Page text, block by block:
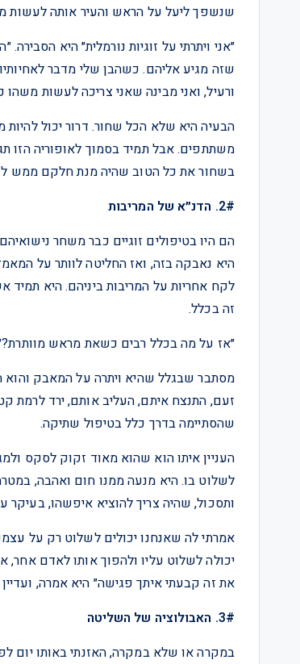
שנשפך ליעל על הראש והעיר אותה לעשות
״אני ויתרתי על זוגיות נורמלית״ היא
שזה מגיע אליהם. כשהבן שלי מדבר
ורעיל, ואני מבינה שאני צריכה לעשות משהו
הבעיה היא שלא הכל שחור. דרור יכול
משתתפים. אבל תמיד בסמוך לאופוריה הזו
בשחור את כל הטוב שהיה מנת חלקם ממש
2#. הדנ״א של המריבות
הם היו בטיפולים זוגיים כבר משחר
היא נאבקה בזה, ואז החליטה לוותר על
לקח אחריות על המריבות ביניהם. היא
זה בכלל.
״אז על מה בכלל רבים כשאת מראש
מסתבר שבגלל שהיא ויתרה על המאבק והוא
זעם, התנצח איתם, העליב אותם, ירד לרמת
שהסתיימה בדרך כלל בטיפול שתיקה.
העניין איתו הוא שהוא מאוד זקוק לסקס
לשלוט בו. היא מנעה ממנו חום ואהבה,
ותסכול, שהיה צריך להוציא איפשהו, בעיקר
אמרתי לה שאנחנו יכולים לשלוט רק על
יכולה לשלוט עליו ולהפוך אותו לאדם
את זה קבעתי איתך פגישה״ היא אמרה,
3#. האבולוציה של השליטה
במקרה או שלא במקרה, האזנתי באותו יום